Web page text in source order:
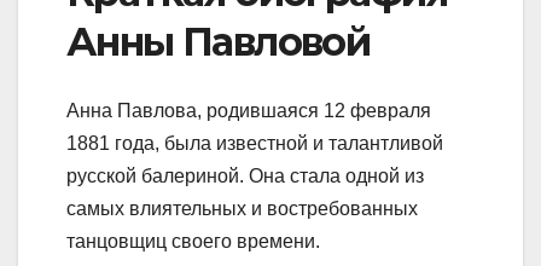
Анны Павловой
Анна Павлова, родившаяся 12 февраля
1881 года, была известной и талантливой
русской балериной. Она стала одной из
самых влиятельных и востребованных
танцовщиц своего времени.